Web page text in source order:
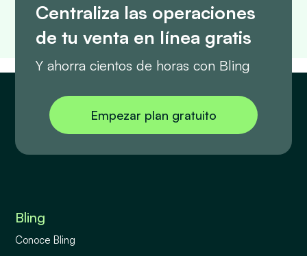
Centraliza las operaciones
de tu venta en línea gratis
Y ahorra cientos de horas con Bling
Empezar plan gratuito
Bling
Conoce Bling